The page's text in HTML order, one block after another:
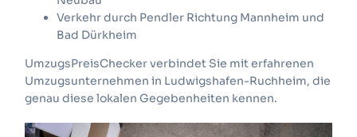
Verkehr durch Pendler Richtung Mannheim und
Bad Dürkheim
UmzugsPreisChecker verbindet Sie mit erfahrenen
Umzugsunternehmen in Ludwigshafen-Ruchheim, die
genau diese lokalen Gegebenheiten kennen.